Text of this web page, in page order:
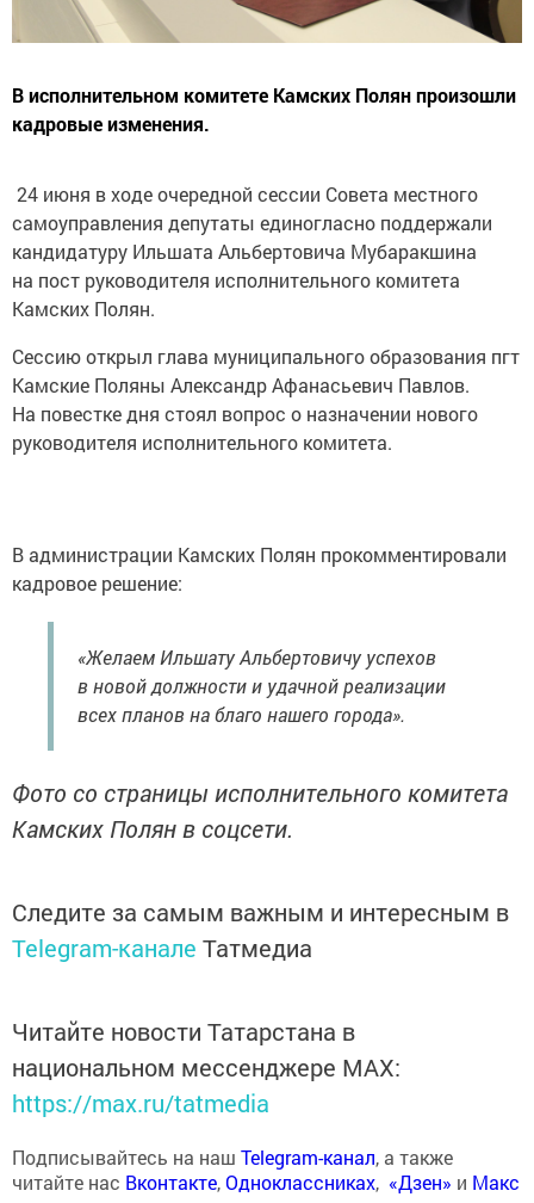
В исполнительном комитете Камских Полян произошли
кадровые изменения.
24 июня в ходе очередной сессии Совета местного
самоуправления депутаты единогласно поддержали
кандидатуру Ильшата Альбертовича Мубаракшина
на пост руководителя исполнительного комитета
Камских Полян.
Сессию открыл глава муниципального образования пгт
Камские Поляны Александр Афанасьевич Павлов.
На повестке дня стоял вопрос о назначении нового
руководителя исполнительного комитета.
В администрации Камских Полян прокомментировали
кадровое решение:
«Желаем Ильшату Альбертовичу успехов
в новой должности и удачной реализации
всех планов на благо нашего города».
Фото со страницы исполнительного комитета
Камских Полян в соцсети.
Следите за самым важным и интересным в
Telegram-канале Татмедиа
Читайте новости Татарстана в
национальном мессенджере MАХ:
https://max.ru/tatmedia
Подписывайтесь на наш Telegram-канал, а также
читайте нас Вконтакте,Одноклассниках, «Дзен» и Макс